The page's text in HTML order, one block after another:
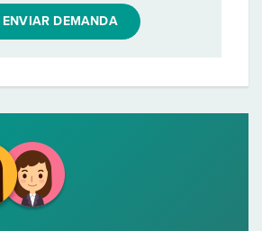
ENVIAR DEMANDA